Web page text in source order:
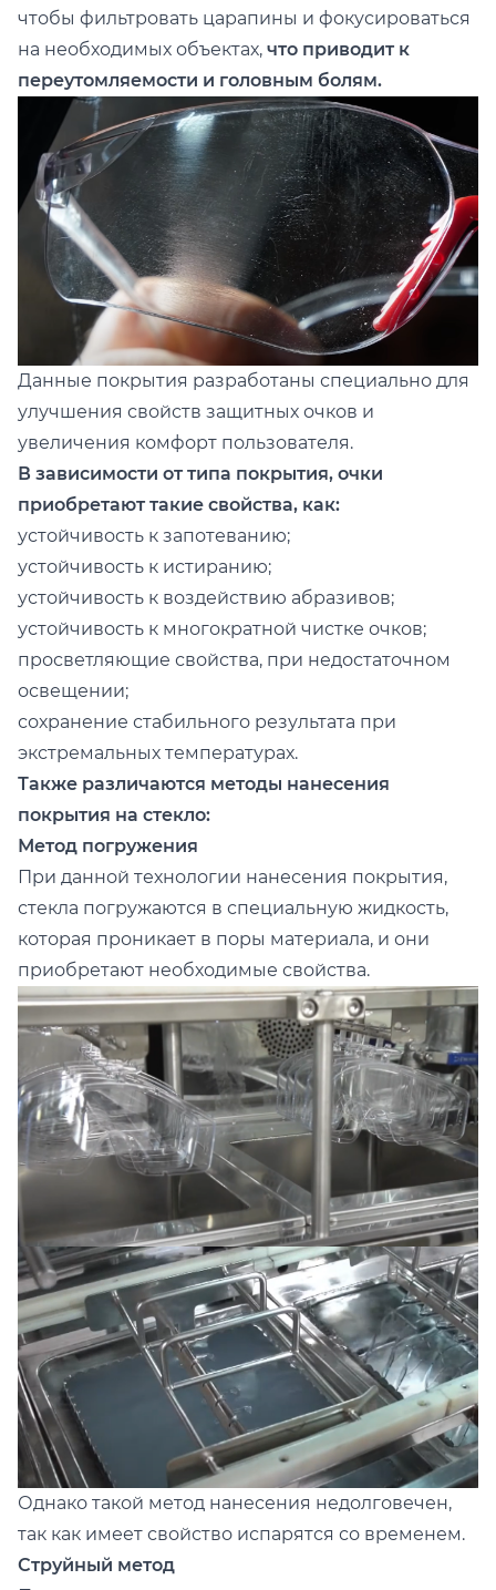
чтобы фильтровать царапины и фокусироваться
на необходимых объектах, что приводит к
переутомляемости и головным болям.
Данные покрытия разработаны специально для
улучшения свойств защитных очков и
увеличения комфорт пользователя.
В зависимости от типа покрытия, очки
приобретают такие свойства, как:
устойчивость к запотеванию;
устойчивость к истиранию;
устойчивость к воздействию абразивов;
устойчивость к многократной чистке очков;
просветляющие свойства, при недостаточном
освещении;
сохранение стабильного результата при
экстремальных температурах.
Также различаются методы нанесения
покрытия на стекло:
Метод погружения
При данной технологии нанесения покрытия,
стекла погружаются в специальную жидкость,
которая проникает в поры материала, и они
приобретают необходимые свойства.
Однако такой метод нанесения недолговечен,
так как имеет свойство испарятся со временем.
Струйный метод